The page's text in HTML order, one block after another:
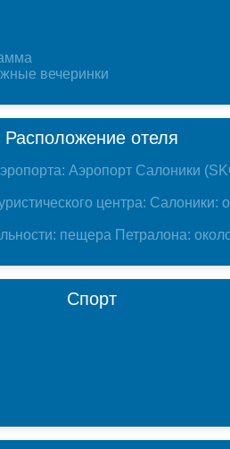
вечеринки
Расположение отеля
Аэропорт Салоники
центра: Салоники:
пещера Петралона:
Спорт